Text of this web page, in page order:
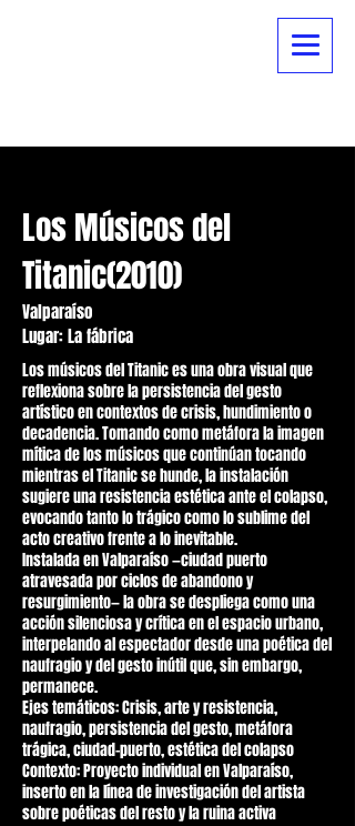
Los Músicos del
Titanic(2010)
Valparaíso
Lugar: La fábrica
Los músicos del Titanic es una obra visual que
reflexiona sobre la persistencia del gesto
artístico en contextos de crisis, hundimiento o
decadencia. Tomando como metáfora la imagen
mítica de los músicos que continúan tocando
mientras el Titanic se hunde, la instalación
sugiere una resistencia estética ante el colapso,
evocando tanto lo trágico como lo sublime del
acto creativo frente a lo inevitable.
Instalada en Valparaíso —ciudad puerto
atravesada por ciclos de abandono y
resurgimiento— la obra se despliega como una
acción silenciosa y crítica en el espacio urbano,
interpelando al espectador desde una poética del
naufragio y del gesto inútil que, sin embargo,
permanece.
Ejes temáticos: Crisis, arte y resistencia,
naufragio, persistencia del gesto, metáfora
trágica, ciudad-puerto, estética del colapso
Contexto: Proyecto individual en Valparaíso,
inserto en la línea de investigación del artista
sobre poéticas del resto y la ruina activa